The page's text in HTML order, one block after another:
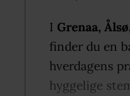
I Grenaa,
finder du en
hverdagens
hyggelige